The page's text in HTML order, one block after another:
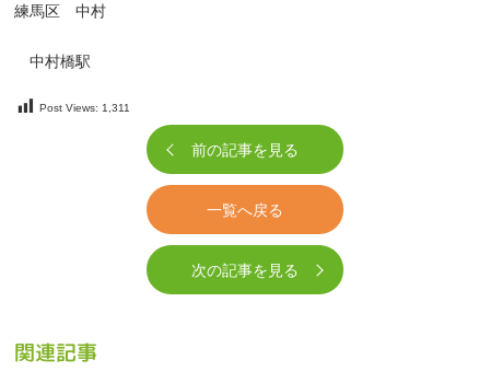
練馬区 中村
中村橋駅
Post Views: 1,311
前の記事を見る
一覧へ戻る
次の記事を見る
関連記事